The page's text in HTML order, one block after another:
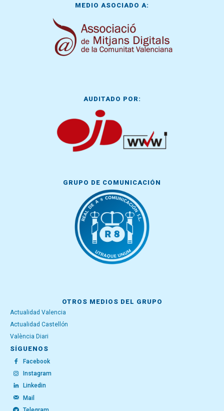
MEDIO ASOCIADO A:
AUDITADO POR:
GRUPO DE COMUNICACIÓN
OTROS MEDIOS DEL GRUPO
Actualidad Valencia
Actualidad Castellón
València Diari
SÍGUENOS
Facebook
Instagram
Linkedin
Mail